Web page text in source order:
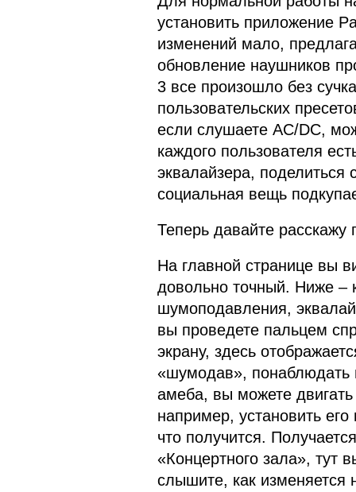
установить приложение
изменений мало,
обновление наушников
3 все произошло без
пользовательских
если слушаете AC/DC,
каждого пользователя
эквалайзера, поделиться
социальная вещь
Теперь давайте
На главной странице вы
довольно точный. Ниже –
шумоподавления,
вы проведете пальцем
экрану, здесь
«шумодав», понаблюдать
амеба, вы можете двигать
например, установить
что получится.
«Концертного зала», тут
слышите, как изменяется